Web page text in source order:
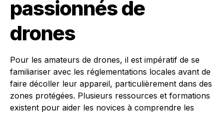
passionnés de
drones
Pour les amateurs de drones, il est impératif de se
familiariser avec les réglementations locales avant de
faire décoller leur appareil, particulièrement dans des
zones protégées. Plusieurs ressources et formations
existent pour aider les novices à comprendre les